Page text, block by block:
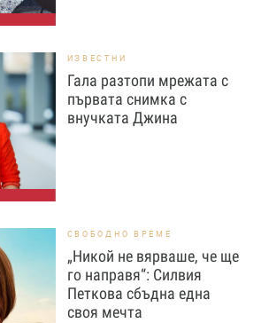
ИЗВЕСТНИ
Гала разтопи мрежата с
първата снимка с
внучката Джина
СВОБОДНО ВРЕМЕ
„Никой не вярваше, че ще
го направя“: Силвия
Петкова сбъдна една
своя мечта